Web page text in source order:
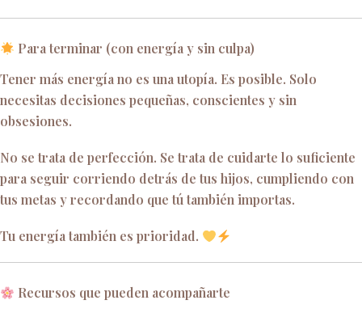
Para terminar (con energía y sin culpa)
Tener más energía no es una utopía. Es posible. Solo
necesitas decisiones pequeñas, conscientes y sin
obsesiones.
No se trata de perfección. Se trata de cuidarte lo suficiente
para seguir corriendo detrás de tus hijos, cumpliendo con
tus metas y recordando que tú también importas.
Tu energía también es prioridad.
Recursos que pueden acompañarte